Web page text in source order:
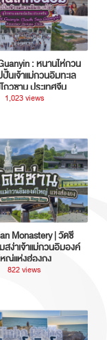
: หนานไห่กวน
นเจ้าแม่กวนอิมทะเล
ถวซาน ประเทศจีน
1,023 views
Monastery | วัดซี
ง่าเจ้าแม่กวนอิมองค์
ญ่แห่งฮ่องกง
822 views